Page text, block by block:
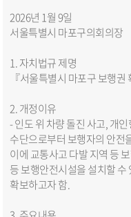
2026년 1월 9일
서울특별시 마포구의회의장
1. 자치법규 제명
『서울특별시 마포구 보행권
2. 개정이유
- 인도 위 차량 돌진 사고, 개
수단으로부터 보행자의 안전
이에 교통사고 다발 지역 등
등 보행안전시설을 설치할
확보하고자 함.